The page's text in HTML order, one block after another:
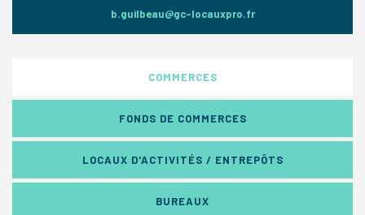
b.guilbeau@gc-locauxpro.fr
COMMERCES
FONDS DE COMMERCES
LOCAUX D'ACTIVITÉS / ENTREPÔTS
BUREAUX